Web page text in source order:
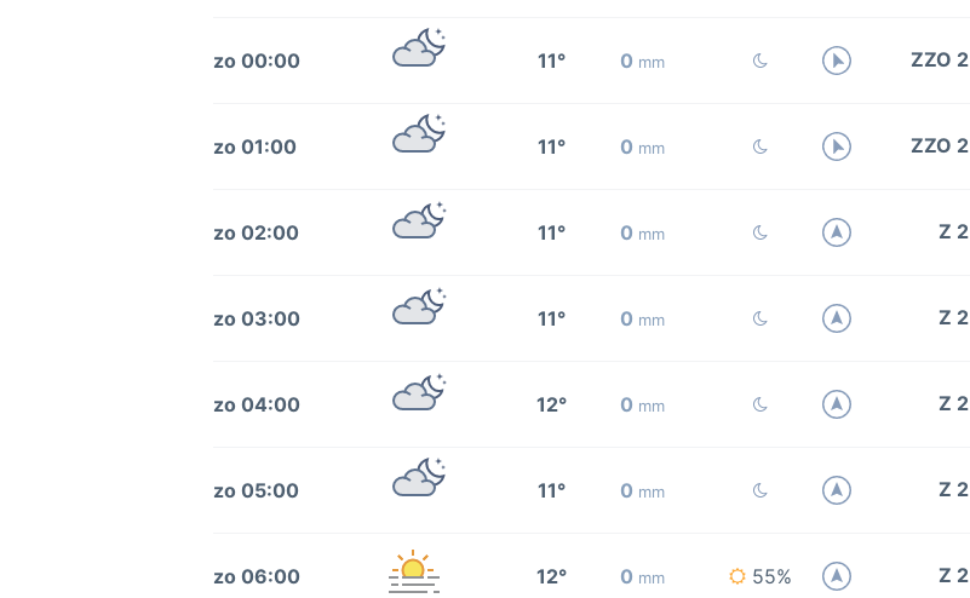
zo 00:00 11° 0 mm ZZO 2
zo 01:00 11° 0 mm ZZO 2
zo 02:00 11° 0 mm Z 2
zo 03:00 11° 0 mm Z 2
zo 04:00 12° 0 mm Z 2
zo 05:00 11° 0 mm Z 2
zo 06:00 12° 0 mm 55% Z 2